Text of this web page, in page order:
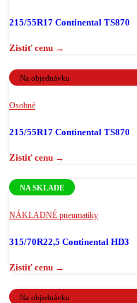
215/55R17 Continental TS870
Na objednávku
Osobné
215/55R17 Continental TS870
NA SKLADE
NÁKLADNÉ pneumatiky
315/70R22,5 Continental HD3
Na objednávku